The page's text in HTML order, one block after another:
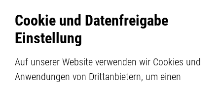
Cookie und Datenfreigabe
Einstellung
Auf unserer Website verwenden wir Cookies und
Anwendungen von Drittanbietern, um einen